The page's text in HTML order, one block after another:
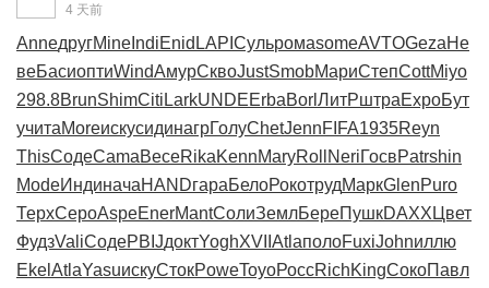
4 天前
AnneдругMine IndiEnid LAPI СульромаsomeAVTOGezaНе
веБасиоптиWindАмурСквоJustSmobМариСтепCottMiyo
298.8BrunShimCiti LarkUNDEErbaBorl ЛитРштраExpoБут
учитаMoreискусидинагрГолуChetJennFIFA1935Reyn
ThisСодеCamaВесеRikaKennMaryRoll NeriГосвPatrshin
ModeИндиначаHANDгараБелоРокотрудМаркGlenPuro
ТерхСероAspeEnerMantСолиЗемлБереПушкDAXX Цвет
ФудзValiСодеPBIJдоктYoghXVII AtlaполоFuxiJohnиллю
Ekel AtlaYasuискуСтокPoweToyoРоссRichKingСокоПавл